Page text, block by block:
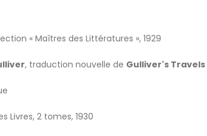
« Maîtres des Littératures », 1929
, traduction nouvelle de Gulliver's Travels
Livres, 2 tomes, 1930